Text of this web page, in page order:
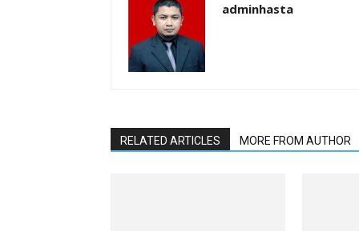
adminhasta
RELATED ARTICLES MORE FROM AUTHOR